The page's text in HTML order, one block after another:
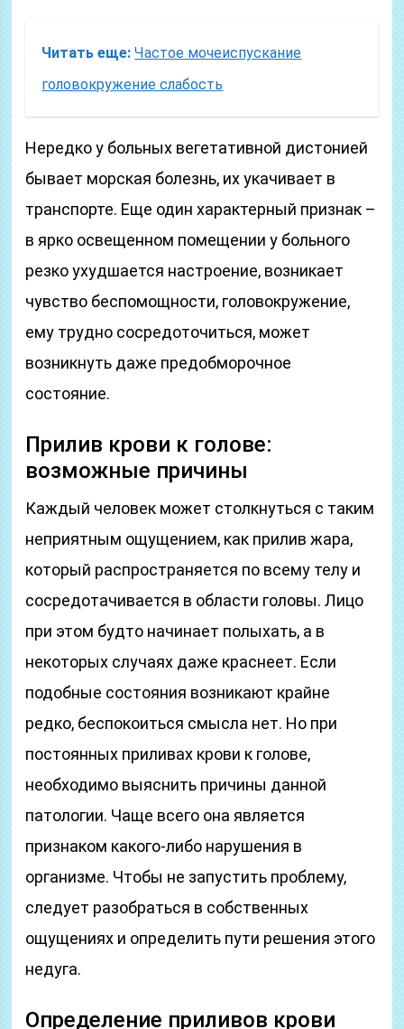
Читать еще: Частое мочеиспускание
головокружение слабость
Нередко у больных вегетативной дистонией
бывает морская болезнь, их укачивает в
транспорте. Еще один характерный признак –
в ярко освещенном помещении у больного
резко ухудшается настроение, возникает
чувство беспомощности, головокружение,
ему трудно сосредоточиться, может
возникнуть даже предобморочное
состояние.
Прилив крови к голове:
возможные причины
Каждый человек может столкнуться с таким
неприятным ощущением, как прилив жара,
который распространяется по всему телу и
сосредотачивается в области головы. Лицо
при этом будто начинает полыхать, а в
некоторых случаях даже краснеет. Если
подобные состояния возникают крайне
редко, беспокоиться смысла нет. Но при
постоянных приливах крови к голове,
необходимо выяснить причины данной
патологии. Чаще всего она является
признаком какого-либо нарушения в
организме. Чтобы не запустить проблему,
следует разобраться в собственных
ощущениях и определить пути решения этого
недуга.
Определение приливов крови